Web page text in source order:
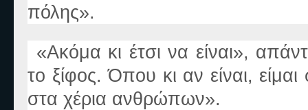
πόλης».
«Ακόμα κι έτσι να είναι»,
το ξίφος. Όπου κι αν είναι,
στα χέρια ανθρώπων».